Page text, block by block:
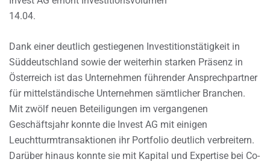
14.04.
Dank einer deutlich gestiegenen Investitionstätigkeit in
Süddeutschland sowie der weiterhin starken Präsenz in
Österreich ist das Unternehmen führender Ansprechpartner
für mittelständische Unternehmen sämtlicher Branchen.
Mit zwölf neuen Beteiligungen im vergangenen
Geschäftsjahr konnte die Invest AG mit einigen
Leuchtturmtransaktionen ihr Portfolio deutlich verbreitern.
Darüber hinaus konnte sie mit Kapital und Expertise bei Co-